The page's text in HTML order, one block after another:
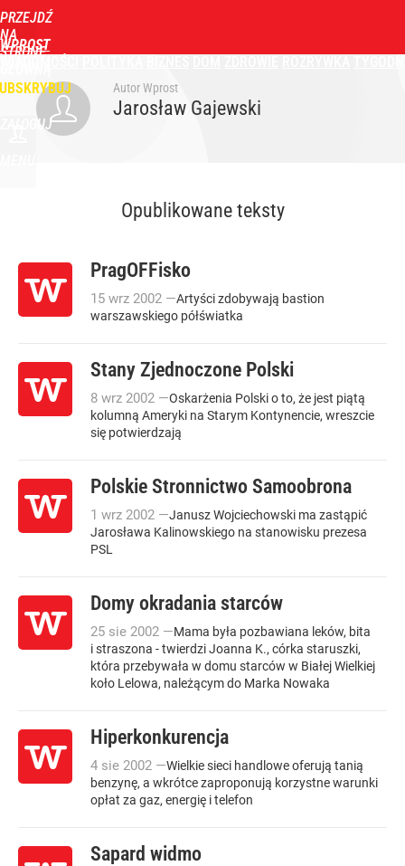
PRZEJDŹ
NA
STRONĘ
WPROST
ZALOGUJ
Autor Wprost
Jarosław Gajewski
Opublikowane teksty
PragOFFisko
15 wrz 2002 —Artyści zdobywają bastion
warszawskiego półświatka
Stany Zjednoczone Polski
8 wrz 2002 —Oskarżenia Polski o to, że jest piątą
kolumną Ameryki na Starym Kontynencie, wreszcie
się potwierdzają
Polskie Stronnictwo Samoobrona
1 wrz 2002 —Janusz Wojciechowski ma zastąpić
Jarosława Kalinowskiego na stanowisku prezesa
PSL
Domy okradania starców
25 sie 2002 —Mama była pozbawiana leków, bita
i straszona - twierdzi Joanna K., córka staruszki,
która przebywała w domu starców w Białej Wielkiej
koło Lelowa, należącym do Marka Nowaka
Hiperkonkurencja
4 sie 2002 —Wielkie sieci handlowe oferują tanią
benzynę, a wkrótce zaproponują korzystne warunki
opłat za gaz, energię i telefon
Sapard widmo